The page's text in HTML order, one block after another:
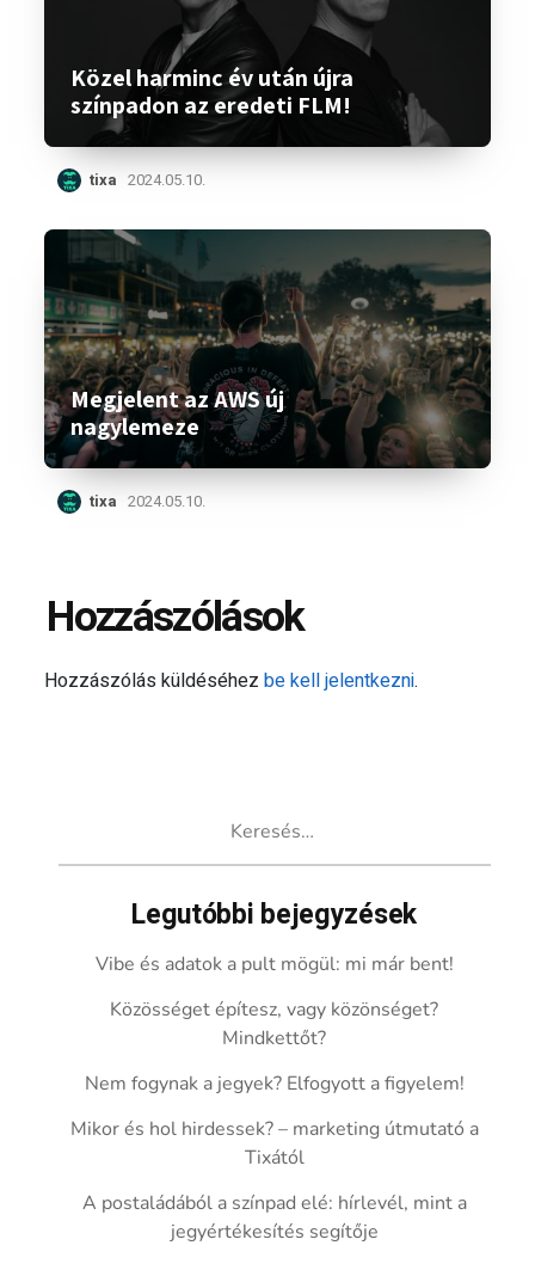
Közel harminc év után újra
színpadon az eredeti FLM!
tixa 2024.05.10.
Megjelent az AWS új
nagylemeze
tixa 2024.05.10.
Hozzászólások
Hozzászólás küldéséhezbe kell jelentkezni.
Legutóbbi bejegyzések
Vibe és adatok a pult mögül: mi már bent!
Közösséget építesz, vagy közönséget?
Mindkettőt?
Nem fogynak a jegyek? Elfogyott a figyelem!
Mikor és hol hirdessek? – marketing útmutató a
Tixától
A postaládából a színpad elé: hírlevél, mint a
jegyértékesítés segítője